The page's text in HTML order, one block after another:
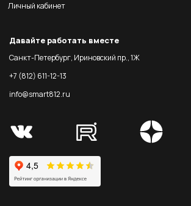
Личный кабинет
Давайте работать вместе
Санкт-Петербург, Ириновский пр., 1Ж
+7 (812) 611-12-13
info@smart812.ru